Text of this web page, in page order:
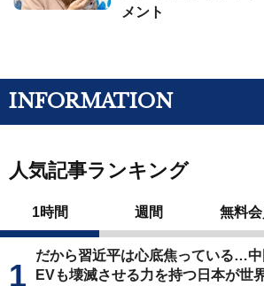
メント
INFORMATION
人気記事ランキング
1時間 週間 無料
だから習近平は心底焦っている…中
EVも壊滅させる力を持つ日本が世